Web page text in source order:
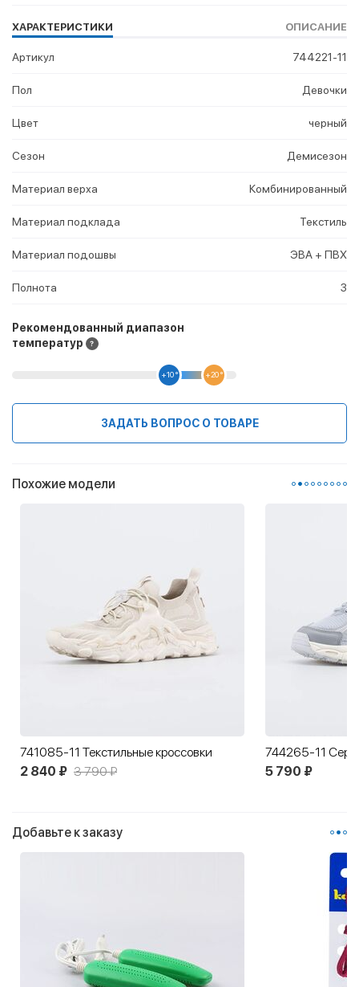
ХАРАКТЕРИСТИКИ ОПИСАНИЕ
Артикул 744221-11
Пол Девочки
Цвет черный
Сезон Демисезон
Материал верха Комбинированный
Материал подклада Текстиль
Материал подошвы ЭВА + ПВХ
Полнота 3
Рекомендованный диапазон
температур
+10 ° +20 °
ЗАДАТЬ ВОПРОС О ТОВАРЕ
Похожие модели
744265-11 Серые кроссовки для девочки-подростка
5 790 ₽
Добавьте к заказу